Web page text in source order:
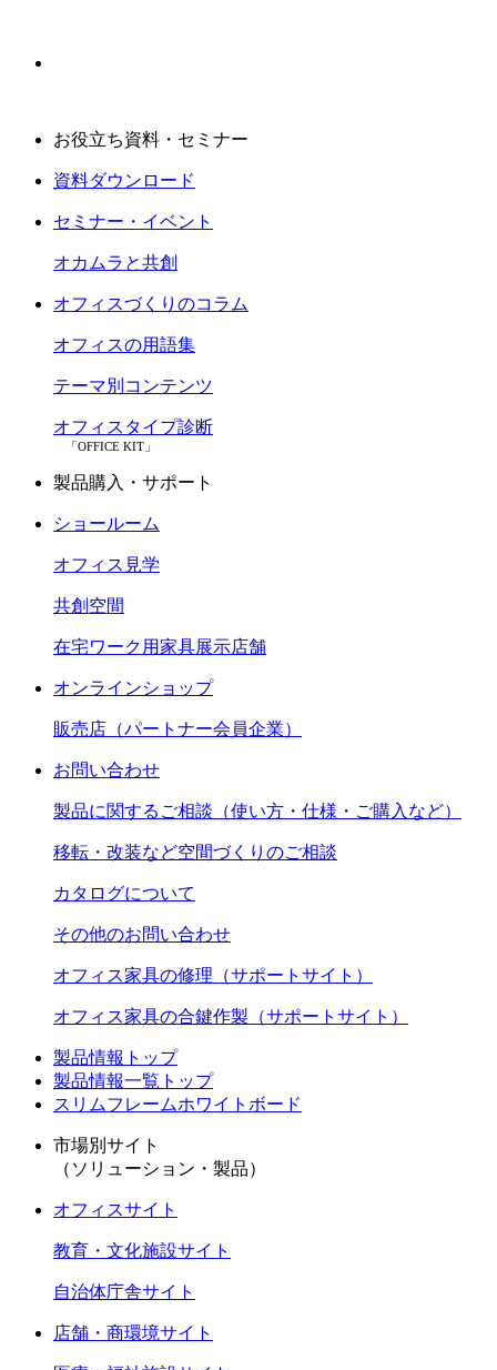
お役立ち資料・セミナー
資料ダウンロード
セミナー・イベント
オカムラと共創
オフィスづくりのコラム
オフィスの用語集
テーマ別コンテンツ
オフィスタイプ診断
「OFFICE KIT」
製品購入・サポート
ショールーム
オフィス見学
共創空間
在宅ワーク用家具展示店舗
オンラインショップ
販売店（パートナー会員企業）
お問い合わせ
製品に関するご相談（使い方・仕様・ご購入など）
移転・改装など空間づくりのご相談
カタログについて
その他のお問い合わせ
オフィス家具の修理（サポートサイト）
オフィス家具の合鍵作製（サポートサイト）
製品情報トップ
製品情報一覧トップ
スリムフレームホワイトボード
市場別サイト
（ソリューション・製品）
オフィスサイト
教育・文化施設サイト
自治体庁舎サイト
店舗・商環境サイト